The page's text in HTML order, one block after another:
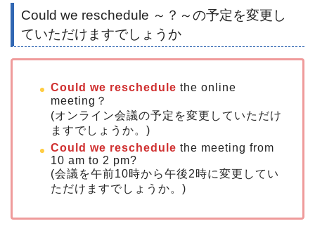
Could we reschedule ～？～の予定を変更し
ていただけますでしょうか
Could we reschedule the online
meeting？
(オンライン会議の予定を変更していただけ
ますでしょうか。)
Could we reschedule the meeting from
10 am to 2 pm?
(会議を午前10時から午後2時に変更してい
ただけますでしょうか。)